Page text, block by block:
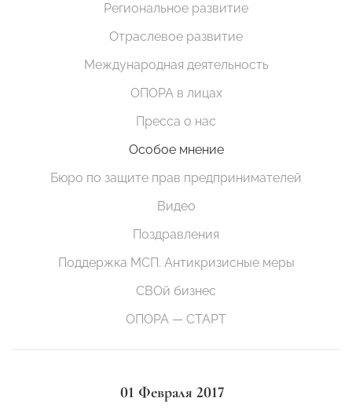
Региональное развитие
Отраслевое развитие
Международная деятельность
ОПОРА в лицах
Пресса о нас
Особое мнение
Бюро по защите прав предпринимателей
Видео
Поздравления
Поддержка МСП. Антикризисные меры
СВОй бизнес
ОПОРА — СТАРТ
01 Февраля 2017